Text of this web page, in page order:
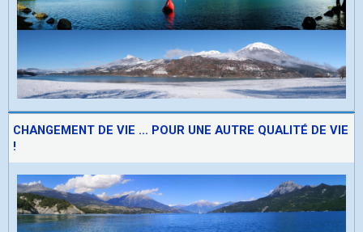
CHANGEMENT DE VIE ... POUR UNE AUTRE QUALITÉ DE VIE
!